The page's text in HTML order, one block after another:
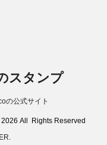
スタンプ
の公式サイト
All Rights Reserved
.